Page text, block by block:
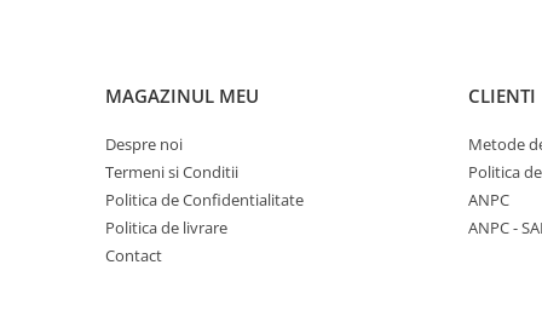
MAGAZINUL MEU
Despre noi
Termeni si Conditii
Politica de Confidentialitate
Politica de livrare
Contact
CLIENTI
Metode
Politica
ANPC
ANPC -